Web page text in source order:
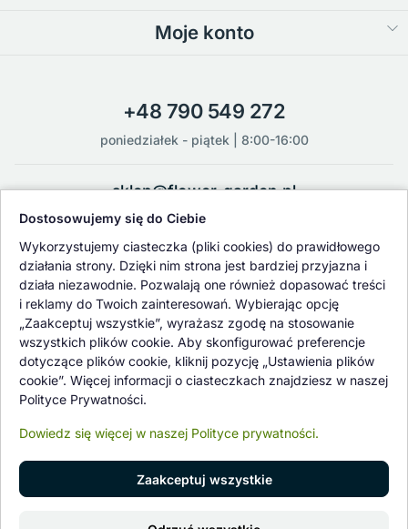
Moje konto
+48 790 549 272
poniedziałek - piątek | 8:00-16:00
sklep@flower-garden.pl
Oferowane przez nas rośliny i nasiona podlegają regularnej ścisłej
kontroli jakości oraz kontroli zdrowotnej przeprowadzanej przez
wykwalifikowane osoby z Państwowej Inspekcji Ochrony Roślin i
Nasiennictwa.
© 1997 - 2026 flower-garden.pl | Wszelkie prawa zastrzeżone.
Dostosowujemy się do Ciebie
Wykorzystujemy ciasteczka (pliki cookies) do prawidłowego
działania strony. Dzięki nim strona jest bardziej przyjazna i
działa niezawodnie. Pozwalają one również dopasować treści
i reklamy do Twoich zainteresowań. Wybierając opcję
„Zaakceptuj wszystkie”, wyrażasz zgodę na stosowanie
wszystkich plików cookie. Aby skonfigurować preferencje
dotyczące plików cookie, kliknij pozycję „Ustawienia plików
cookie”. Więcej informacji o ciasteczkach znajdziesz w naszej
Polityce Prywatności.
Dowiedz się więcej w naszej Polityce prywatności.
Zaakceptuj wszystkie